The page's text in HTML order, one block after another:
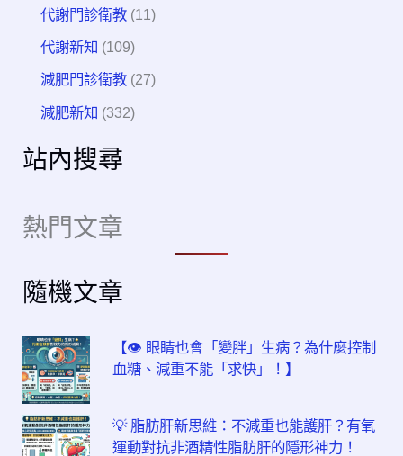
代謝門診衛教 (11)
代謝新知 (109)
減肥門診衛教 (27)
減肥新知 (332)
站內搜尋
熱門文章
隨機文章
【👁️ 眼睛也會「變胖」生病？為什麼控制
血糖、減重不能「求快」！】
💡 脂肪肝新思維：不減重也能護肝？有氧
運動對抗非酒精性脂肪肝的隱形神力！